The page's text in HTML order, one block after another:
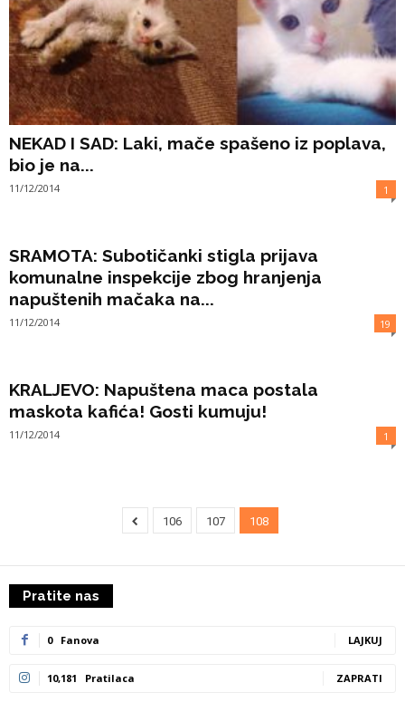
NEKAD I SAD: Laki, mače spašeno iz poplava,
bio je na...
11/12/2014 1
SRAMOTA: Subotičanki stigla prijava
komunalne inspekcije zbog hranjenja
napuštenih mačaka na...
11/12/2014 19
KRALJEVO: Napuštena maca postala
maskota kafića! Gosti kumuju!
11/12/2014 1
106 107 108
Pratite nas
0 Fanova LAJKUJ
10,181 Pratilaca ZAPRATI